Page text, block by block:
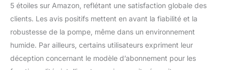
5 étoiles sur Amazon, reflétant une satisfaction globale des
clients. Les avis positifs mettent en avant la fiabilité et la
robustesse de la pompe, même dans un environnement
humide. Par ailleurs, certains utilisateurs expriment leur
déception concernant le modèle d’abonnement pour les